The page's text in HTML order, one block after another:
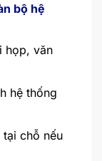
bộ hệ
họp, văn
hệ thống
tại chỗ nếu